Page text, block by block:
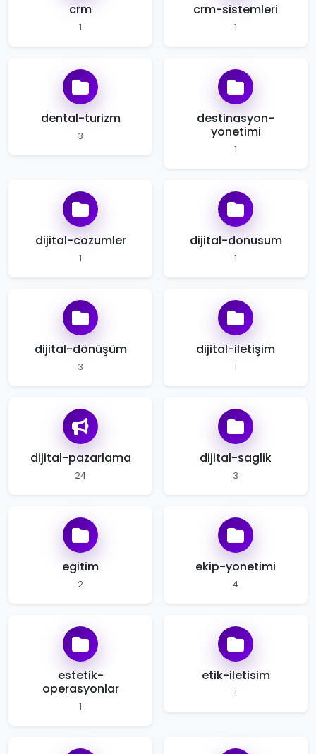
crm
1
crm-sistemleri
1
dental-turizm
3
destinasyon-
yonetimi
1
dijital-cozumler
1
dijital-donusum
1
dijital-dönüşüm
3
dijital-iletişim
1
dijital-pazarlama
24
dijital-saglik
3
egitim
2
ekip-yonetimi
4
estetik-
operasyonlar
1
etik-iletisim
1